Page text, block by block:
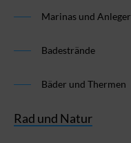
Marinas und Anleger
Badestrände
Bäder und Thermen
Rad und Natur